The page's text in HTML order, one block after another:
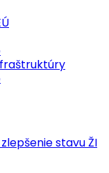
stavu ŽI